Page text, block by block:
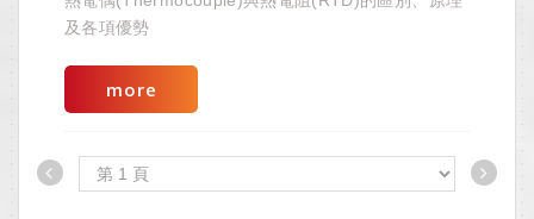
及各項優勢
more